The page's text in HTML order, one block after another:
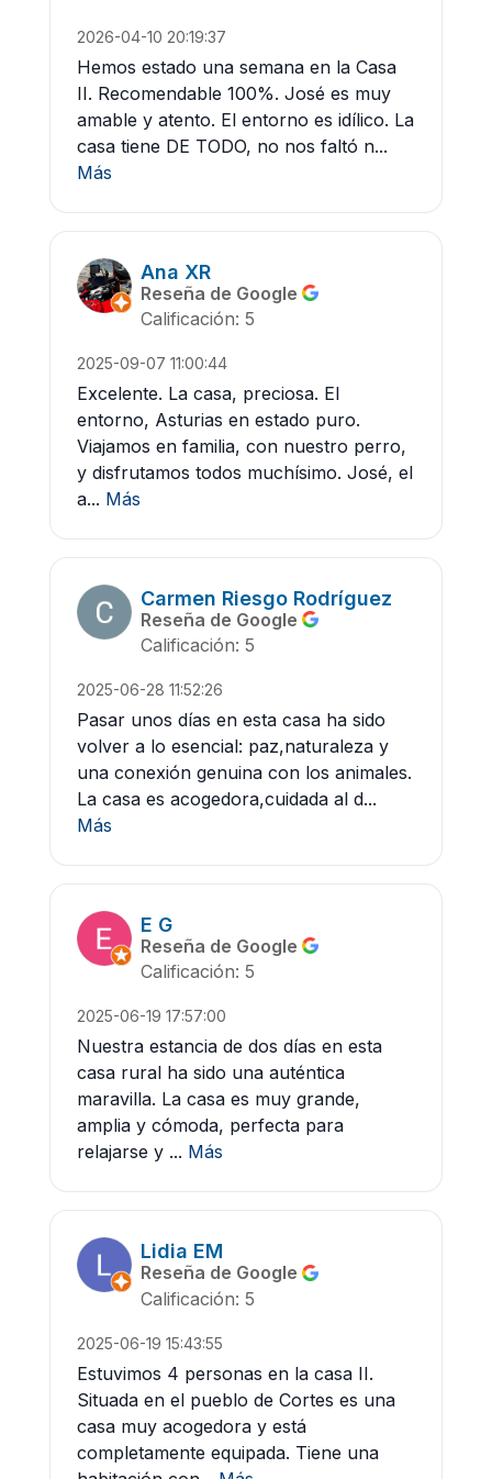
2026-04-10 20:19:37
Hemos estado una semana en la Casa
II. Recomendable 100%. José es muy
amable y atento. El entorno es idílico. La
casa tiene DE TODO, no nos faltó n...
Más
Ana XR
Reseña de Google
Calificación: 5
2025-09-07 11:00:44
Excelente. La casa, preciosa. El
entorno, Asturias en estado puro.
Viajamos en familia, con nuestro perro,
y disfrutamos todos muchísimo. José, el
a... Más
Carmen Riesgo Rodríguez
Reseña de Google
Calificación: 5
2025-06-28 11:52:26
Pasar unos días en esta casa ha sido
volver a lo esencial: paz,naturaleza y
una conexión genuina con los animales.
La casa es acogedora,cuidada al d...
Más
E G
Reseña de Google
Calificación: 5
2025-06-19 17:57:00
Nuestra estancia de dos días en esta
casa rural ha sido una auténtica
maravilla. La casa es muy grande,
amplia y cómoda, perfecta para
relajarse y ... Más
Lidia EM
Reseña de Google
Calificación: 5
2025-06-19 15:43:55
Estuvimos 4 personas en la casa II.
Situada en el pueblo de Cortes es una
casa muy acogedora y está
completamente equipada. Tiene una